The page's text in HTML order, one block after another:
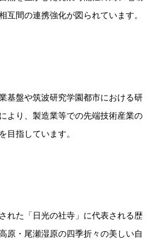
間の連携強化が図られています。
基盤や筑波研究学園都市における研
より、製造業等での先端技術産業の
目指しています。
れた「日光の社寺」に代表される歴
原・尾瀬湿原の四季折々の美しい自